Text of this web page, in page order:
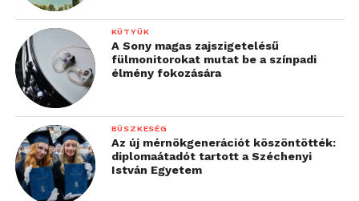
KÜTYÜK
A Sony magas zajszigetelésű
fülmonitorokat mutat be a színpadi
élmény fokozására
BÜSZKESÉG
Az új mérnökgenerációt köszöntötték:
diplomaátadót tartott a Széchenyi
István Egyetem